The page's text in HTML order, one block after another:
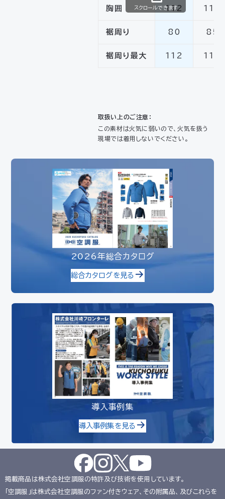
胸囲 112 116
裾周り 80 85
裾周り最大 112 116
スクロールできます
取扱い上のご注意：
この素材は火気に弱いので、火気を扱う
現場では着用しないでください。
2026年総合カタログ
総合カタログを見る
導入事例集
導入事例集を見る
掲載商品は株式会社空調服の特許及び技術を使用しています。
「空調服」は株式会社空調服のファン付きウェア、その附属品、及びこれらを